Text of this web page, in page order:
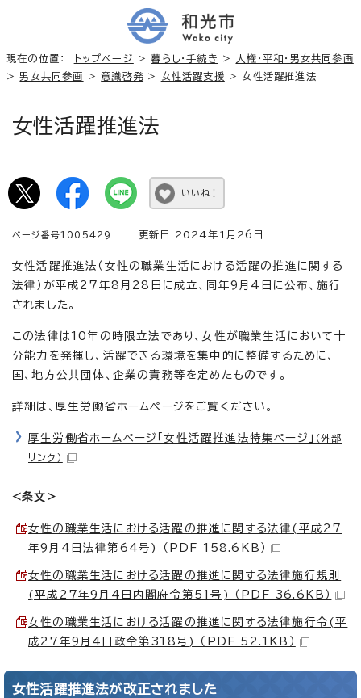
現在の位置： トップページ >暮らし・手続き >
人権・平和・男女共同参画
>男女共同参画 >意識啓発 > 女性活躍支援 > 女性活躍推進法
女性活躍推進法
いいね！
ページ番号1005429 更新日 2024年1月26日
女性活躍推進法（女性の職業生活における活躍の推進に関する
法律）が平成27年8月28日に成立、同年9月4日に公布、施行
されました。
この法律は10年の時限立法であり、女性が職業生活において十
分能力を発揮し、活躍できる環境を集中的に整備するために、
国、地方公共団体、企業の責務等を定めたものです。
詳細は、厚生労働省ホームページをご覧ください。
厚生労働省ホームページ「女性活躍推進法特集ページ」 （外部
リンク）
<条文>
女性の職業生活における活躍の推進に関する法律(平成27
年9月4日法律第64号) （PDF 158.6KB）
女性の職業生活における活躍の推進に関する法律施行規則
(平成27年9月4日内閣府令第51号) （PDF 36.6KB）
女性の職業生活における活躍の推進に関する法律施行令(平
成27年9月4日政令第318号) （PDF 52.1KB）
女性活躍推進法が改正されました